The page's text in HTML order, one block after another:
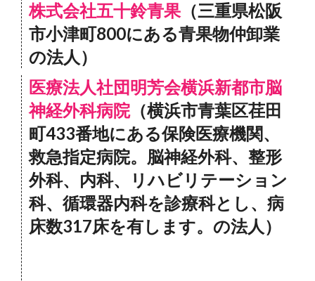
株式会社五十鈴青果 （三重県松阪
市小津町800にある青果物仲卸業
の法人）
医療法人社団明芳会横浜新都市脳
神経外科病院（横浜市青葉区荏田
町433番地にある保険医療機関、
救急指定病院。脳神経外科、整形
外科、内科、リハビリテーション
科、循環器内科を診療科とし、病
床数317床を有します。の法人）